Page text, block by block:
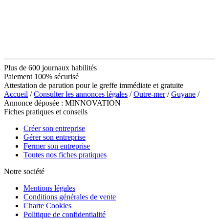
Plus de 600 journaux habilités
Paiement 100% sécurisé
Attestation de parution pour le greffe immédiate et gratuite
Accueil /Consulter les annonces légales /Outre-mer/Guyane /
Annonce déposée : MINNOVATION
Fiches pratiques et conseils
Créer son entreprise
Gérer son entreprise
Fermer son entreprise
Toutes nos fiches pratiques
Notre société
Mentions légales
Conditions générales de vente
Charte Cookies
Politique de confidentialité